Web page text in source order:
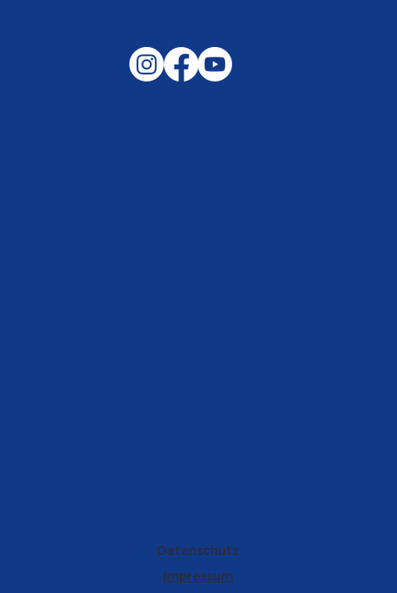
Gemeinsam auf außergewöhnliche
Datenschutz
Impressum